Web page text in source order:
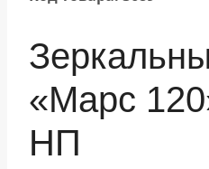
«Марс
НП